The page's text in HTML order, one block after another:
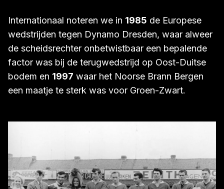
Internationaal noteren we in 1985 de Europese
wedstrijden tegen Dynamo Dresden, waar alweer
de scheidsrechter onbetwistbaar een bepalende
factor was bij de terugwedstrijd op Oost-Duitse
bodem en 1997 waar het Noorse Brann Bergen
een maatje te sterk was voor Groen-Zwart.